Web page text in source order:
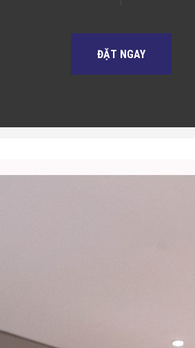
ĐẶT NGAY